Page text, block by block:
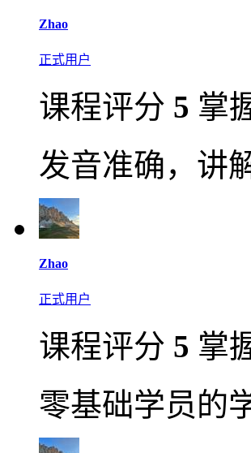
Zhao
正式用户
课程评分 5 掌
发音准确，讲
Zhao
正式用户
课程评分 5 掌
零基础学员的